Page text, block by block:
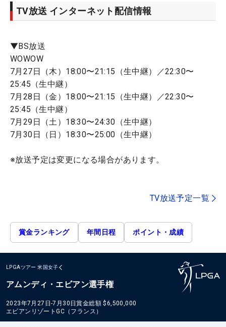
TV放送 インターネット配信情報
▼BS放送
WOWOW
7月27日（木）18:00〜21:15（生中継）／22:30〜
25:45（生中継）
7月28日（金）18:00〜21:15（生中継）／22:30〜
25:45（生中継）
7月29日（土）18:30〜24:30（生中継）
7月30日（日）18:30〜25:00（生中継）
※放送予定は変更になる場合があります。
TV放送予定一覧
賞金ランキング 年間日程 ポイント・成績
LPGAツアー 米国女子
アムンディ・エビアン選手権
2023年7月27日-7月30日賞金総額 $6,500,000
エビアンリゾートGC（フランス）